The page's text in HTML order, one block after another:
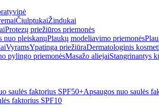
ČiulptukaiŽindukai
Protezų priežiūros priemonės
nuo pleiskanųPlaukų modeliavimo priemonės
VyramsYpatinga priežiūraDermatologinis
pylingo priemonėsMasažo aliejaiStangrinantys
saulės faktorius SPF50+Apsaugos nuo saulės
faktorius SPF10